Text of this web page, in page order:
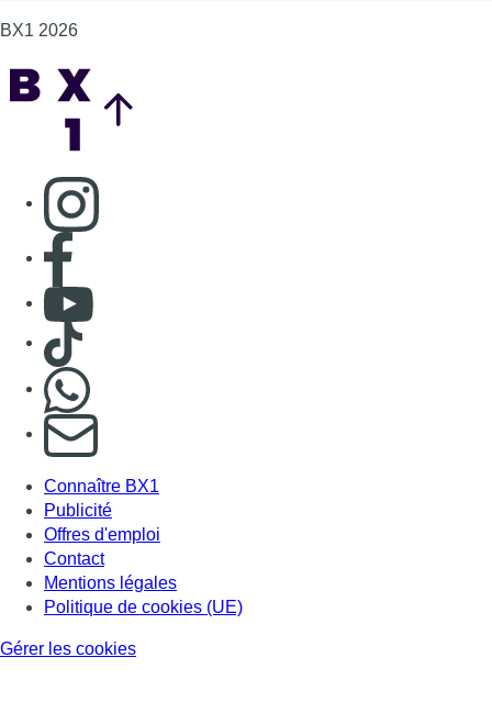
BX1 2026
Consulter page Instagram
Consulter page Facebook
Consulter Youtube
Consulter TikTok
S'abonner à notre newsletter
Connaître BX1
Publicité
Offres d'emploi
Contact
Mentions légales
Politique de cookies (UE)
Gérer les cookies